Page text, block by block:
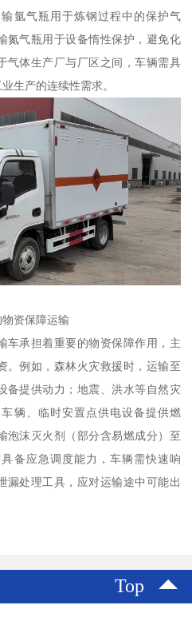
氩气瓶用于炼钢过程中的保护气
氮气瓶用于设备惰性保护，避免化
气体生产厂与厂区之间，车辆需具
生产的连续性需求。​
资保障运输​
车承担着重要的物资保障作用，主
。例如，森林火灾救援时，运输至
备提供动力；地震、洪水等自然灾
辆、临时安置点供电设备提供燃
泡沫灭火剂（部分含易燃成分）至
备应急调度能力，车辆需快速响
漏处理工具，应对运输途中可能出
Top